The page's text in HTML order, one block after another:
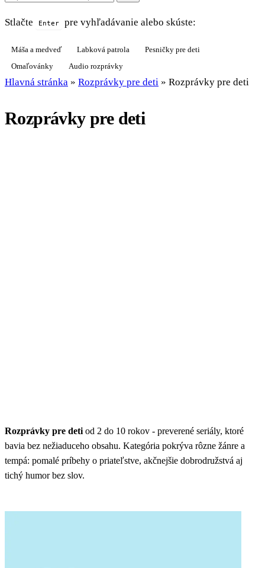
Stlačte Enter pre vyhľadávanie alebo skúste:
Máša a medveď Labková patrola
Pesničky pre deti
Omaľovánky
Audio rozprávky
Hlavná stránka » Rozprávky pre deti » Rozprávky pre deti
Rozprávky pre deti
Rozprávky pre deti od 2 do 10 rokov - preverené seriály, ktoré
bavia bez nežiaduceho obsahu. Kategória pokrýva rôzne žánre a
tempá: pomalé príbehy o priateľstve, akčnejšie dobrodružstvá aj
tichý humor bez slov.